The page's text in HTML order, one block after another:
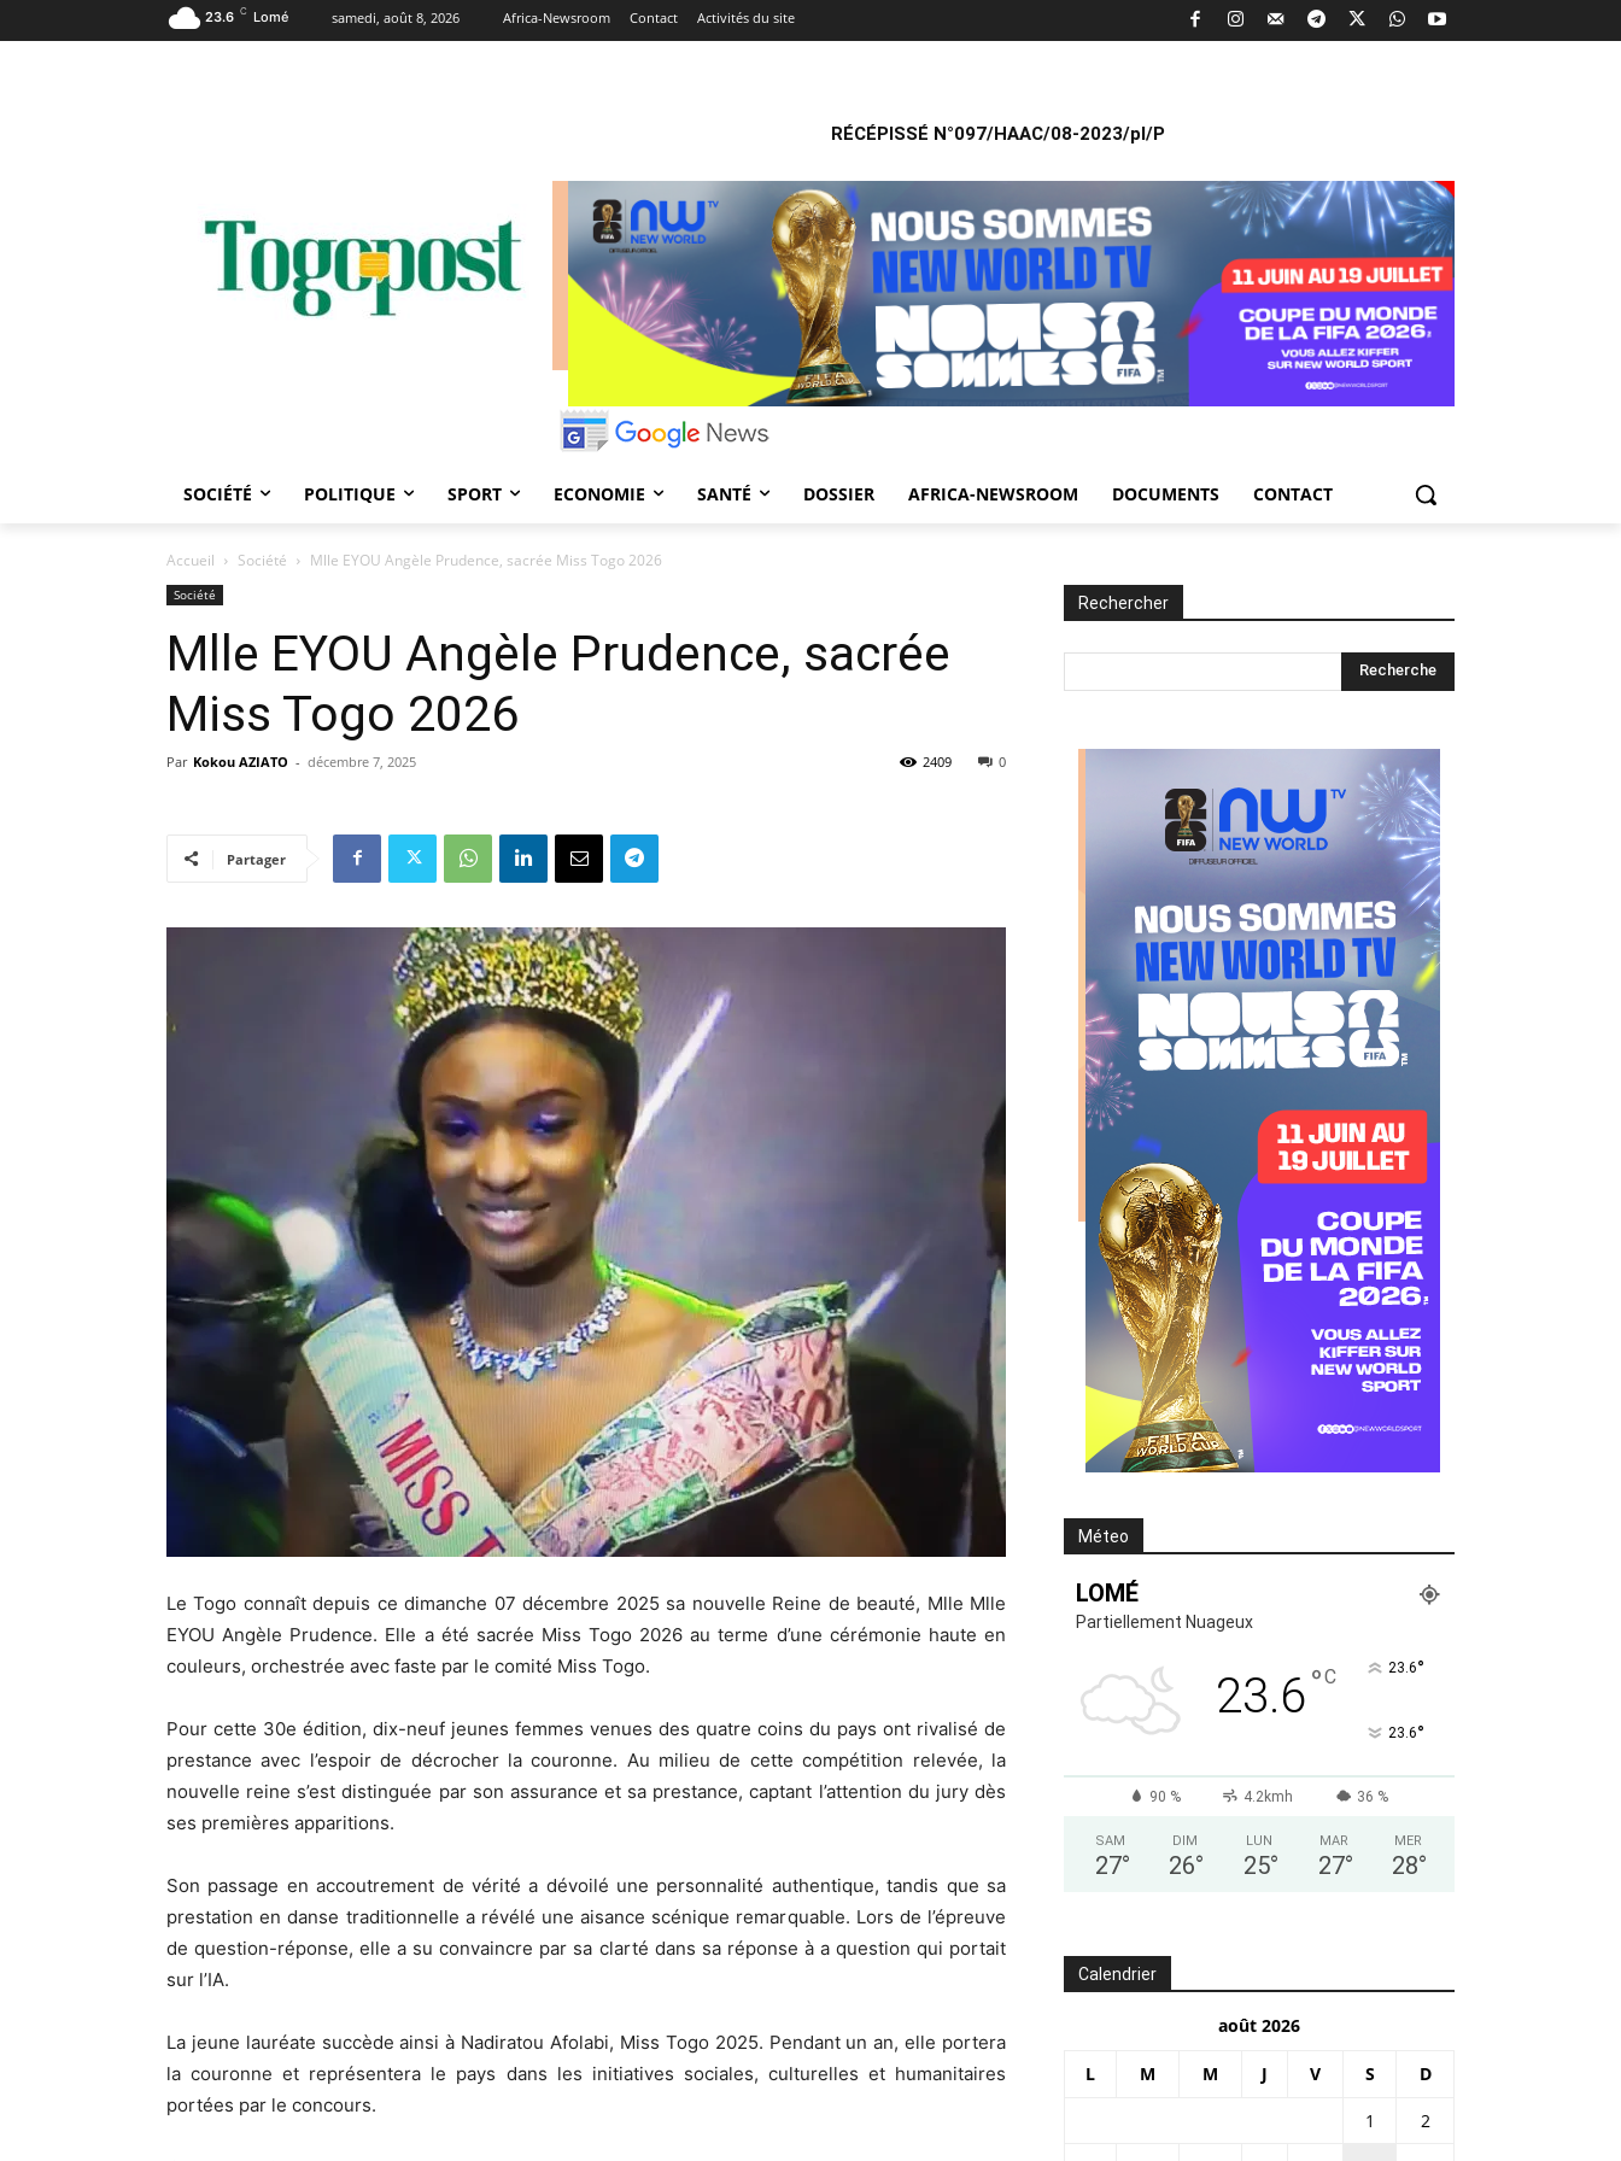
23.6 C Lomé samedi, août 8, 2026 Africa-Newsroom Contact Activités du site
RÉCÉPISSÉ N°097/HAAC/08-2023/pl/P
SOCIÉTÉ POLITIQUE SPORT ECONOMIE SANTÉ DOSSIER AFRICA-NEWSROOM DOCUMENTS CONTACT
Accueil Société Mlle EYOU Angèle Prudence, sacrée Miss Togo 2026
Société
Mlle EYOU Angèle Prudence, sacrée
Miss Togo 2026
Par Kokou AZIATO - décembre 7, 2025 0
2409
Partager
Le Togo connaît depuis ce dimanche 07 décembre 2025 sa nouvelle Reine de beauté, Mlle Mlle
EYOU Angèle Prudence. Elle a été sacrée Miss Togo 2026 au terme d’une cérémonie haute en
couleurs, orchestrée avec faste par le comité Miss Togo.
Pour cette 30e édition, dix-neuf jeunes femmes venues des quatre coins du pays ont rivalisé de
prestance avec l’espoir de décrocher la couronne. Au milieu de cette compétition relevée, la
nouvelle reine s’est distinguée par son assurance et sa prestance, captant l’attention du jury dès
ses premières apparitions.
Son passage en accoutrement de vérité a dévoilé une personnalité authentique, tandis que sa
prestation en danse traditionnelle a révélé une aisance scénique remarquable. Lors de l’épreuve
de question-réponse, elle a su convaincre par sa clarté dans sa réponse à a question qui portait
sur l’IA.
La jeune lauréate succède ainsi à Nadiratou Afolabi, Miss Togo 2025. Pendant un an, elle portera
la couronne et représentera le pays dans les initiatives sociales, culturelles et humanitaires
portées par le concours.
Rechercher
Méteo
LOMÉ
Partiellement Nuageux
23.6°C 23.6°
23.6°
90 % 4.2kmh 36 %
SAM
27°
DIM
26°
LUN
25°
MAR
27°
MER
28°
Calendrier
août 2026
L M M J V S D
1
2